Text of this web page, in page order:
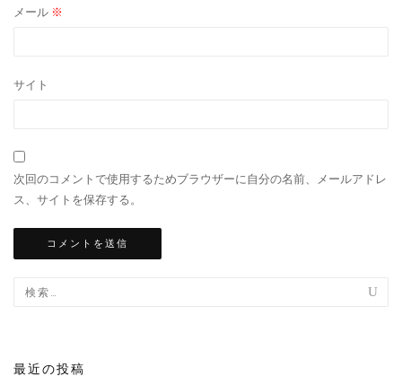
メール ※
サイト
次回のコメントで使用するためブラウザーに自分の名前、メールアドレ
ス、サイトを保存する。
最近の投稿